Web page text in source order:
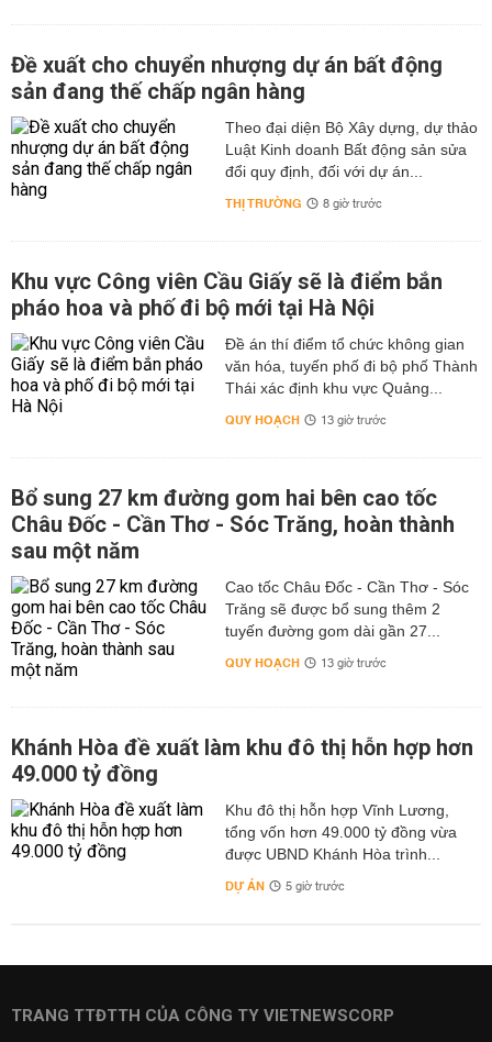
Đề xuất cho chuyển nhượng dự án bất động
sản đang thế chấp ngân hàng
Theo đại diện Bộ Xây dựng, dự thảo
Luật Kinh doanh Bất động sản sửa
đổi quy định, đối với dự án...
THỊ TRƯỜNG 8 giờ trước
Khu vực Công viên Cầu Giấy sẽ là điểm bắn
pháo hoa và phố đi bộ mới tại Hà Nội
Đề án thí điểm tổ chức không gian
văn hóa, tuyến phố đi bộ phố Thành
Thái xác định khu vực Quảng...
QUY HOẠCH 13 giờ trước
Bổ sung 27 km đường gom hai bên cao tốc
Châu Đốc - Cần Thơ - Sóc Trăng, hoàn thành
sau một năm
Cao tốc Châu Đốc - Cần Thơ - Sóc
Trăng sẽ được bổ sung thêm 2
tuyến đường gom dài gần 27...
QUY HOẠCH 13 giờ trước
Khánh Hòa đề xuất làm khu đô thị hỗn hợp hơn
49.000 tỷ đồng
Khu đô thị hỗn hợp Vĩnh Lương,
tổng vốn hơn 49.000 tỷ đồng vừa
được UBND Khánh Hòa trình...
DỰ ÁN 5 giờ trước
TRANG TTĐTTH CỦA CÔNG TY VIETNEWSCORP